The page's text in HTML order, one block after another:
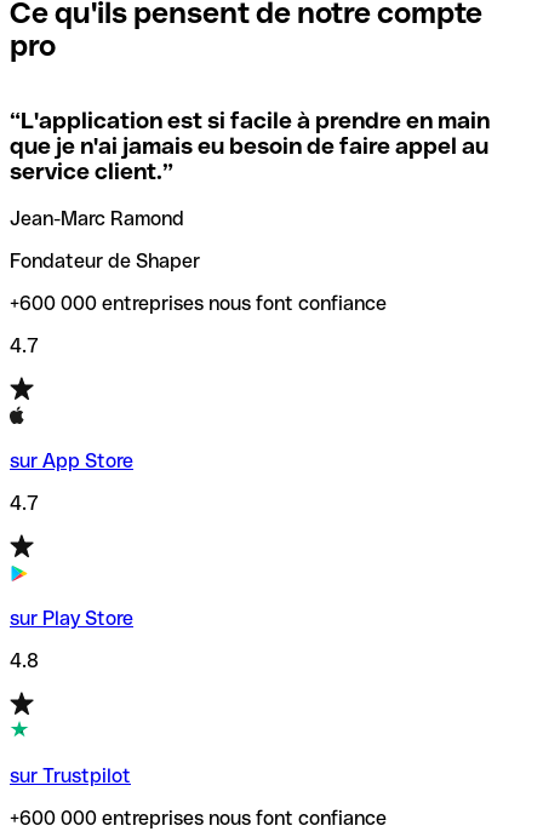
signifie que vous avez le code de l'une des succursales
locales.
Si vous n'êtes pas sûr du code SWIFT que vous devriez
utiliser, nous avons développé un outil de recherche de
codes SWIFT par nom de banque.
vérification/recherche de codes SWIFT. Ainsi, vous pouvez
trouver et vérifier vos codes SWIFT avant de réaliser vos
transferts d’argent.
Ce qu'ils pensent de notre compte
pro
“L'application est si facile à prendre en main
que je n'ai jamais eu besoin de faire appel au
service client.”
Jean-Marc Ramond
Fondateur de Shaper
+600 000 entreprises nous font confiance
4.7
sur App Store
4.7
sur Play Store
4.8
sur Trustpilot
+600 000 entreprises nous font confiance